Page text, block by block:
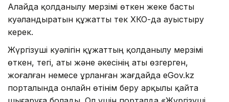
Алайда қолданылу мерзімі өткен жеке басты
куәландыратын құжатты тек ХҚКО-да ауыстыру
керек.
Жүргізуші куәлігін құжаттың қолданылу мерзімі
өткен, тегі, аты және әкесінің аты өзгерген,
жоғалған немесе ұрланған жағдайда eGov.kz
порталында онлайн өтінім беру арқылы қайта